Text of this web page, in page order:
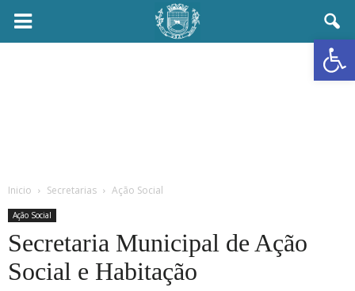
Abrir a
Prefeitura
Inicio Secretarias Ação Social
Ação Social
Secretaria Municipal de Ação
Social e Habitação